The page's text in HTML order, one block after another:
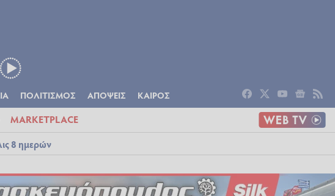
ΠΟΛΙΤΙΣΜΟΣ ΑΠΟΨΕΙΣ ΚΑΙΡΟΣ
MARKETPLACE
8 ημερών